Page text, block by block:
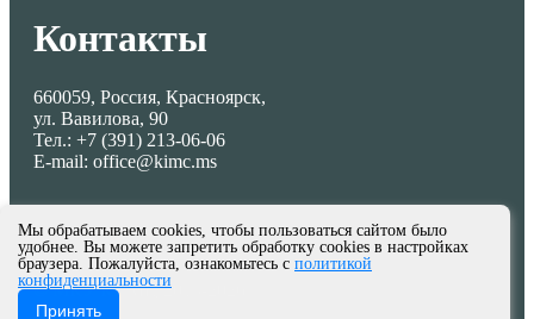
Контакты
660059, Россия, Красноярск,
ул. Вавилова, 90
Тел.: +7 (391) 213-06-06
E-mail: office@kimc.ms
© МКУ КИМЦ 2013-2026
Мы обрабатываем cookies, чтобы пользоваться сайтом было
удобнее. Вы можете запретить обработку cookies в настройках
браузера. Пожалуйста, ознакомьтесь с политикой
конфиденциальности
Принять